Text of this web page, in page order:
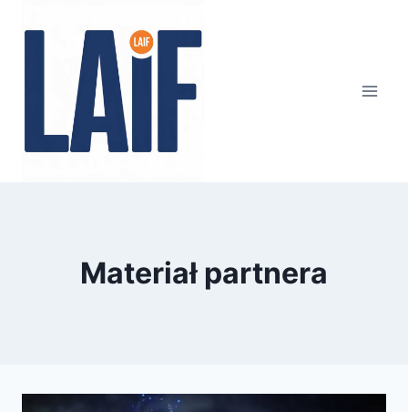
Materiał partnera